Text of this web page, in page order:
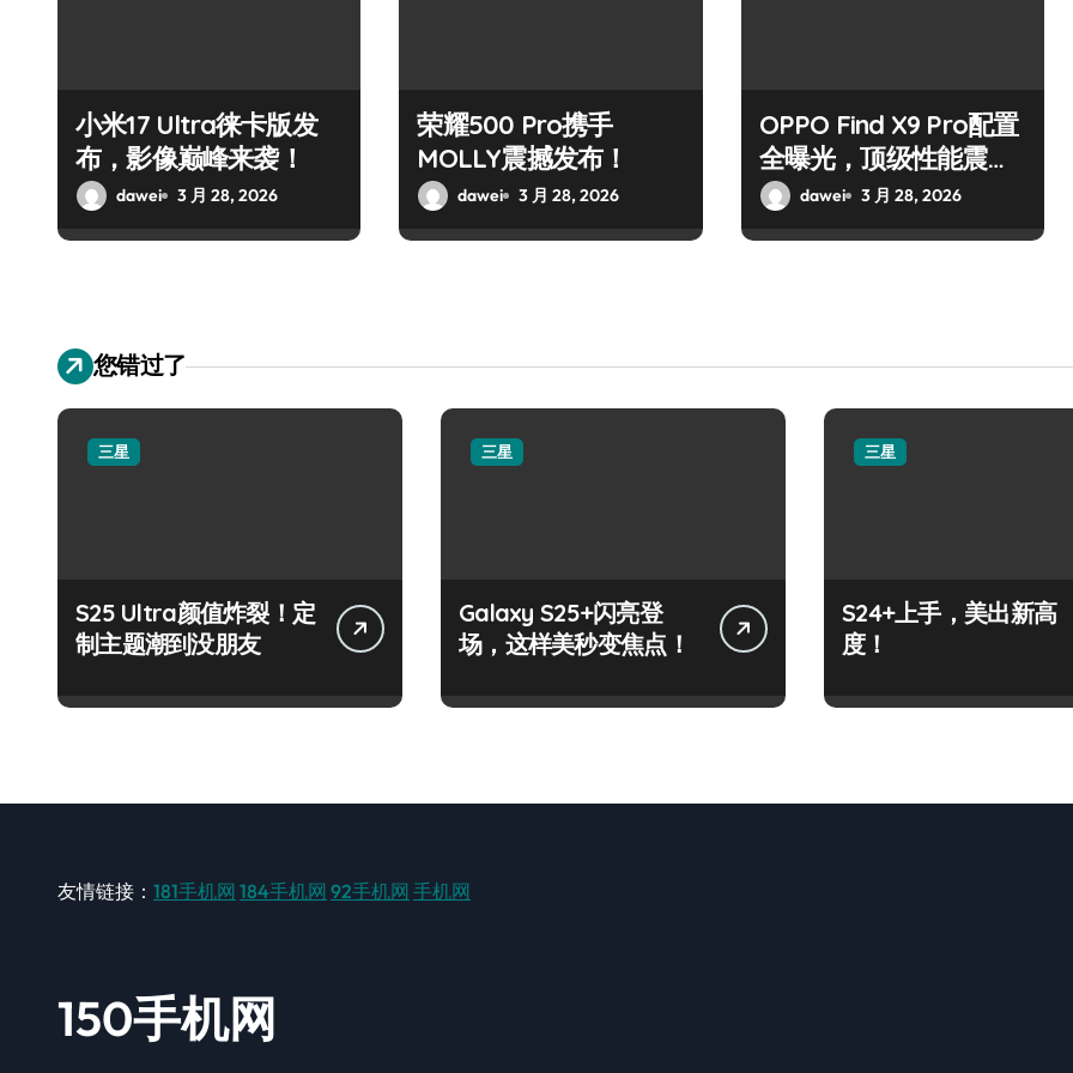
小米17 Ultra徕卡版发
布，影像巅峰来袭！
dawei 3 月 28, 2026
荣耀500 Pro携手
MOLLY震撼发布！
dawei 3 月 28, 2026
OPPO Find X9 Pro配置
全曝光，顶级性能震撼
来袭！
dawei 3 月 28, 2026
您错过了
三星
S25 Ultra颜值炸裂！定
制主题潮到没朋友
三星
Galaxy S25+闪亮登
场，这样美秒变焦点！
三星
S24+上手，美出新高
度！
友情链接： 181手机网 184手机网 92手机网 手机网
150手机网